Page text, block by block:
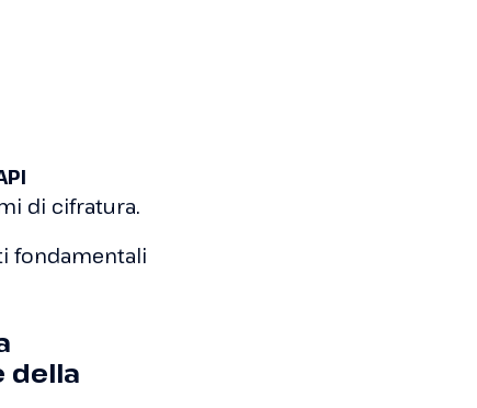
di cifratura.
fondamentali